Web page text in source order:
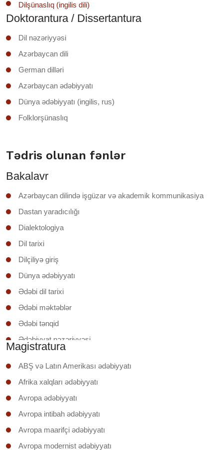
Dilşünaslıq (ingilis dili)
Doktorantura / Dissertantura
Dil nəzəriyyəsi
Azərbaycan dili
German dilləri
Azərbaycan ədəbiyyatı
Dünya ədəbiyyatı (ingilis, rus)
Folklorşünaslıq
Tədris olunan fənlər
Bakalavr
Azərbaycan dilində işgüzar və akademik kommunikasiya
Dastan yaradıcılığı
Dialektologiya
Dil tarixi
Dilçiliyə giriş
Dünya ədəbiyyatı
Ədəbi dil tarixi
Ədəbi məktəblər
Ədəbi tənqid
Ədəbiyyat nəzəriyyəsi
Ədəbiyyatşünaslığa giriş
Əruzun nəzəri əsasları
İxtisas (regionunun) ölkəsinin ədəbiyyatı
Klassik şerin poetikası
Mətnin təhlili
Mətnlər üzrə iş
Magistratura
ABŞ və Latın Amerikası ədəbiyyatı
Afrika xalqları ədəbiyyatı
Avropa ədəbiyyatı
Avropa intibah ədəbiyyatı
Avropa maarifçi ədəbiyyatı
Avropa modernist ədəbiyyatı